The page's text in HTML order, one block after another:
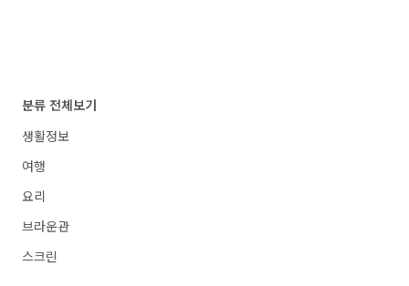
분류 전체보기
생활정보
여행
요리
브라운관
스크린